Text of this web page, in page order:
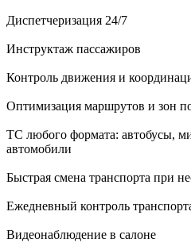
Диспетчеризация 24/7
Инструктаж пассажиров
Контроль движения и
Оптимизация маршрутов и зон
ТС любого формата: автобусы,
автомобили
Быстрая смена транспорта при
Ежедневный контроль
Видеонаблюдение в салоне